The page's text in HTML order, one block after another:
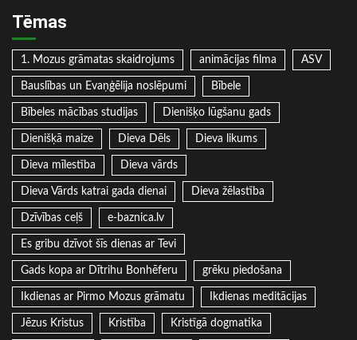
Tēmas
1. Mozus grāmatas skaidrojums animācijas filma ASV
Bauslības un Evaņģēlija noslēpumi Bībele
Bībeles mācības studijas Dienišķo lūgšanu gads
Dienišķā maize Dieva Dēls Dieva likums
Dieva mīlestība Dieva vārds
Dieva Vārds katrai gada dienai Dieva žēlastība
Dzīvības ceļš e-baznica.lv
Es gribu dzīvot šīs dienas ar Tevi
Gads kopa ar Dītrihu Bonhēferu grēku piedošana
Ikdienas ar Pirmo Mozus grāmatu Ikdienas meditācijas
Jēzus Kristus Kristība Kristīgā dogmatika